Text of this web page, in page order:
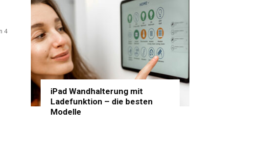
4
iPad Wandhalterung mit
Ladefunktion – die besten
Modelle